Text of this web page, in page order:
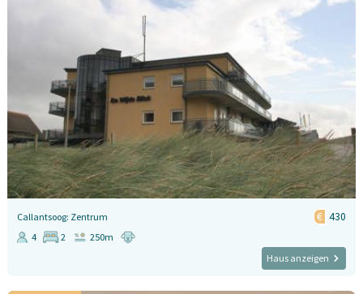
Callantsoog: Zentrum 430
4 2
250m
Haus anzeigen